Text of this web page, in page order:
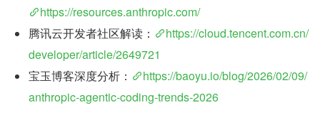
https://resources.anthropic.com/
腾讯云开发者社区解读：
https://cloud.tencent.com.cn/
developer/article/2649721
宝玉博客深度分析：
https://baoyu.io/blog/2026/02/09/
anthropic-agentic-coding-trends-2026